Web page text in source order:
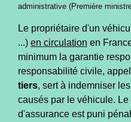
administrative (Première
Le propriétaire d'un
...) en circulation en
minimum la garantie
responsabilité civile,
tiers, sert à indemniser
causés par le véhicule.
d'assurance est puni